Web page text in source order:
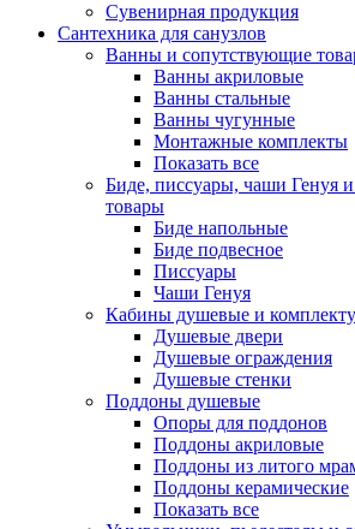
Сувенирная продукция
Сантехника для санузлов
Ванны и сопутствующие
Ванны акриловые
Ванны стальные
Ванны чугунные
Монтажные комплекты
Показать все
Биде, писсуары, чаши Генуя
товары
Биде напольные
Биде подвесное
Писсуары
Чаши Генуя
Кабины душевые и
Душевые двери
Душевые ограждения
Душевые стенки
Поддоны душевые
Опоры для поддонов
Поддоны акриловые
Поддоны из литого
Поддоны керамические
Показать все